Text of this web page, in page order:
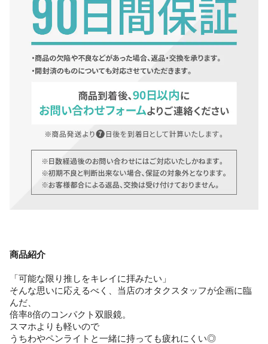
商品紹介
「可能な限り推しをキレイに拝みたい」
そんな思いに応えるべく、当店のオタクスタッフが企画に臨
んだ、
倍率8倍のコンパクト双眼鏡。
スマホよりも軽いので
うちわやペンライトと一緒に持っても疲れにくい◎